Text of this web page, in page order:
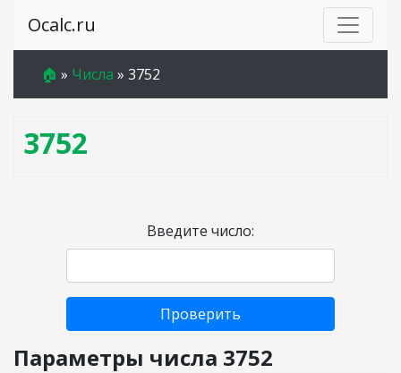
Ocalc.ru
🏠 » Числа » 3752
3752
Введите число:
Проверить
Параметры числа 3752